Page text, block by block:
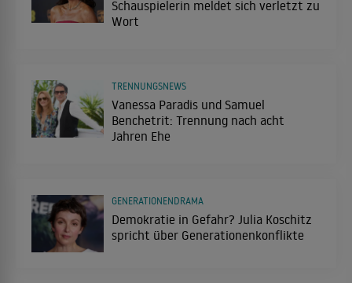
Schauspielerin meldet sich verletzt zu
Wort
Vanessa Paradis und Samuel
Benchetrit: Trennung nach acht
Jahren Ehe
TRENNUNGSNEWS
Demokratie in Gefahr? Julia Koschitz
spricht über Generationenkonflikte
GENERATIONENDRAMA